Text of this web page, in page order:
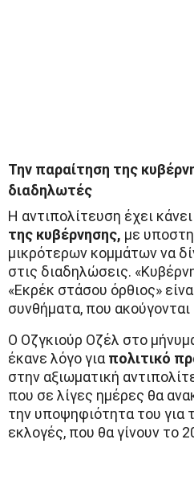
Την παραίτηση της
διαδηλωτές
Η αντιπολίτευση έχει κάνει
της κυβέρνησης, με
μικρότερων κομμάτων να
στις διαδηλώσεις.
«Εκρέκ στάσου όρθιος»
συνθήματα, που
Ο Οζγκιούρ Οζέλ στο
έκανε λόγο για πολιτικό
στην αξιωματική
που σε λίγες ημέρες θα
την υποψηφιότητα του για
εκλογές, που θα γίνουν το